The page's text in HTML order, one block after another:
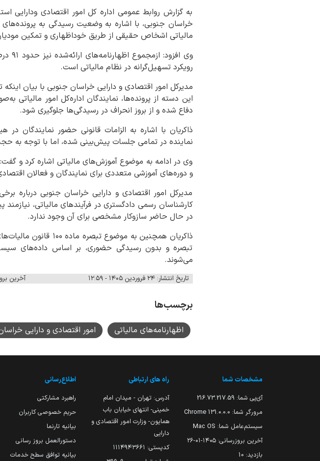
به گزارش روابط عمومی اداره کل امور اقتصادی ودارایی
مالیاتی اشخاص حقیقی از طریق خوداظهاری و تمکین
وی
رویکرد تسهیل‌گرانه در نظام مالیاتی است.
مدیرکل امور اقتصادی و دارایی خراسان جنوبی با بیان
این دسته از پرونده‌ها، نمایندگان اداره‌کل امور
دفاع شده و از بروز انحراف در رسیدگی‌ها جلوگیری شود.
ذاکریان با اشاره به الزامات قانونی حضور نمایندگان
نماینده در تمامی جلسات پیش‌بینی شده، اما با توجه به
وی در ادامه به موضوع آموزش‌های مالیاتی اشاره کرد و گفت:
و دوره‌های آموزشی متعددی برای نمایندگان و فعالان
مدیرکل امور اقتصادی و دارایی خراسان جنوبی درباره
کارشناسان رسمی دادگستری در فرآیندهای مالیاتی،
در حال حاضر سازوکار مشخصی برای آن وجود ندارد.
ذاکریان همچنین به
تبصره و بدون رسیدگی حضوری، بر اساس داده‌های
می‌شوند.
تاریخ انتشار: ۲۴ فروردین ۱۴۰۵ - ۱۲:۵۹ آخرین بروزرسانی: ۲۶
برچسب‌ها
اظهارنامه‌های مالیاتی امور اقتصادی و دارایی
مشخصات شما
آی‌پی شما: 216.73.217.59
مرورگر شما: 131.0.0.0 Chrome
سیستم‌عامل شما: Mac OS
آخرین بروزرسانی: ۱۴۰۵-۰۱-۲۶
بازدید: 10
راه های ارتباطی
آدرس: تهران - میدان امام
خمینی- انتهای خیابان باب
همایون- وزارت امور اقتصادی و
دارایی
کدپستی: ۱۱۱۴۹۴۳۶۶۱
اطلاع‌رسانی
راهبرد مشارکتی
حریم خصوصی کاربران
بیانیه تارنما
دستورالعمل بروز رسانی
بیانیه توافق سطح خدمات